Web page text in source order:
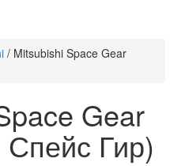
/ Mitsubishi Space Gear
Gear
Гир)